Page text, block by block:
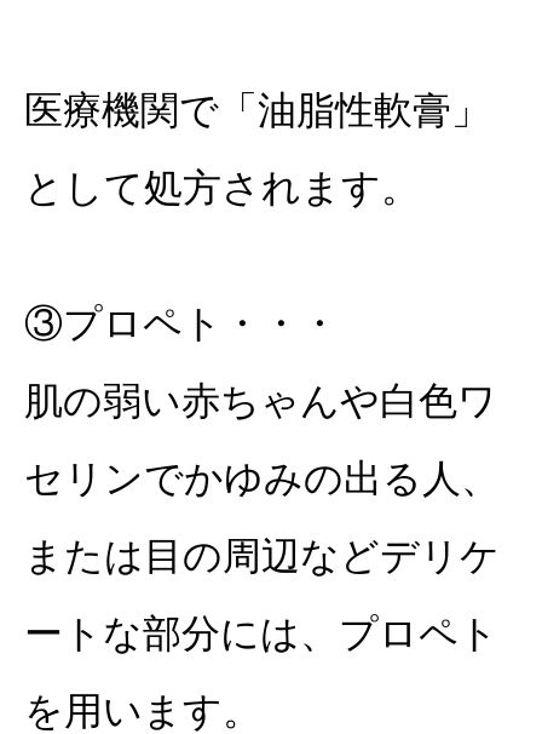
医療機関で「油脂性軟膏」
として処方されます。
③プロペト・・・
肌の弱い赤ちゃんや白色ワ
セリンでかゆみの出る人、
または目の周辺などデリケ
ートな部分には、プロペト
を用います。